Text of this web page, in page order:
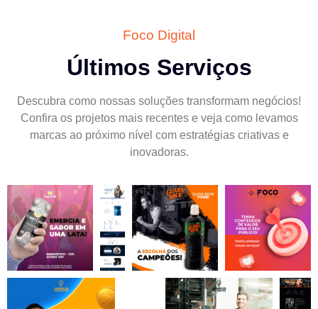
Foco Digital
Últimos Serviços
Descubra como nossas soluções transformam negócios!
Confira os projetos mais recentes e veja como levamos
marcas ao próximo nível com estratégias criativas e
inovadoras.